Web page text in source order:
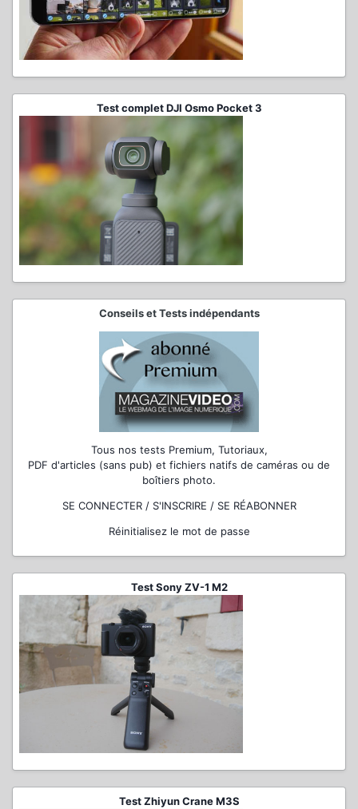
Test complet DJI Osmo Pocket 3
Conseils et Tests indépendants
Tous nos tests Premium, Tutoriaux,
PDF d'articles (sans pub) et fichiers natifs de caméras ou de
boîtiers photo.
SE CONNECTER / S'INSCRIRE / SE RÉABONNER
Réinitialisez le mot de passe
Test Sony ZV-1 M2
Test Zhiyun Crane M3S